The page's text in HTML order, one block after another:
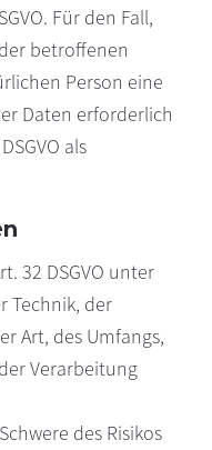
Für den Fall,
betroffenen
Person eine
Daten erforderlich
als
32 DSGVO unter
Technik, der
Art, des Umfangs,
Verarbeitung
des Risikos